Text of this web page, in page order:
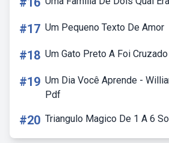
#17 Um Pequeno Texto De Amor
#18 Um Gato Preto A Foi
#19 Um Dia Você Aprende -
Pdf
#20 Triangulo Magico De 1 A 6